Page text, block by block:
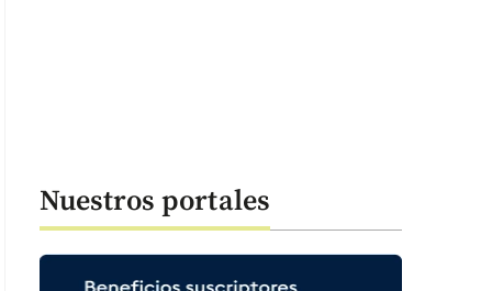
Nuestros portales